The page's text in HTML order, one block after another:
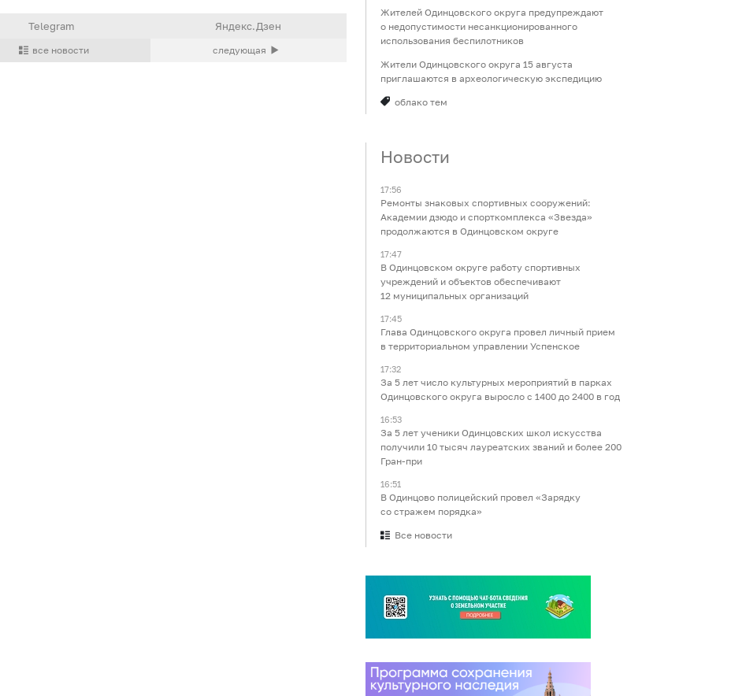
Жителей Одинцовского округа предупреждают
о недопустимости несанкционированного
использования беспилотников
Жители Одинцовского округа 15 августа
приглашаются в археологическую экспедицию
облако тем
Новости
17:56
Ремонты знаковых спортивных сооружений:
Академии дзюдо и спорткомплекса «Звезда»
продолжаются в Одинцовском округе
17:47
В Одинцовском округе работу спортивных
учреждений и объектов обеспечивают
12 муниципальных организаций
17:45
Глава Одинцовского округа провел личный прием
в территориальном управлении Успенское
17:32
За 5 лет число культурных мероприятий в парках
Одинцовского округа выросло с 1400 до 2400 в год
16:53
За 5 лет ученики Одинцовских школ искусства
получили 10 тысяч лауреатских званий и более 200
Гран-при
16:51
В Одинцово полицейский провел «Зарядку
со стражем порядка»
Все новости